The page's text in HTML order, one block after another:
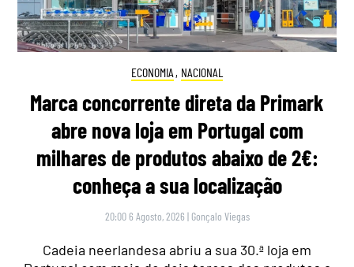
ECONOMIA , NACIONAL
Marca concorrente direta da Primark
abre nova loja em Portugal com
milhares de produtos abaixo de 2€:
conheça a sua localização
20:00 6 Agosto, 2026 | Gonçalo Viegas
Cadeia neerlandesa abriu a sua 30.ª loja em